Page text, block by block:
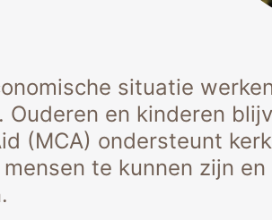
situatie
Ouderen en kinderen
(MCA) ondersteunt
te kunnen zijn